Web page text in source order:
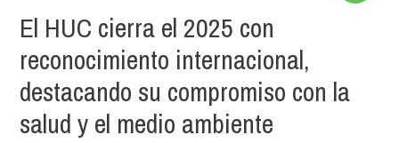
El HUC cierra el 2025 con
reconocimiento internacional,
destacando su compromiso con la
salud y el medio ambiente